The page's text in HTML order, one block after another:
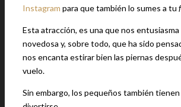
Instagram para que también lo sumes a tu
Esta atracción, es una que nos
novedosa y, sobre todo, que ha sido
nos encanta estirar bien las piernas
vuelo.
Sin embargo, los pequeños también